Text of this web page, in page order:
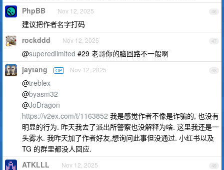
46
PhpBB Nov 12, 2025
建议把作者名字打码
47
rockddd Nov 12, 2025
@superedlimited #29 老哥你的脑回路不一般啊
48
jaytang OP Nov 12, 2025
@treblex
@byasm32
@JoDragon
https://v2ex.com/t/1163852 我是感觉作者不像是诈骗的, 也没有
明显的行为. 昨天我去了派出所警察也没解释为啥. 这里我还是一
头雾水. 我昨天加了作者好友,想询问此事但没通过. 小红书以及
TG 的群里都没人回应.
49
ATKLLL Nov 12, 2025